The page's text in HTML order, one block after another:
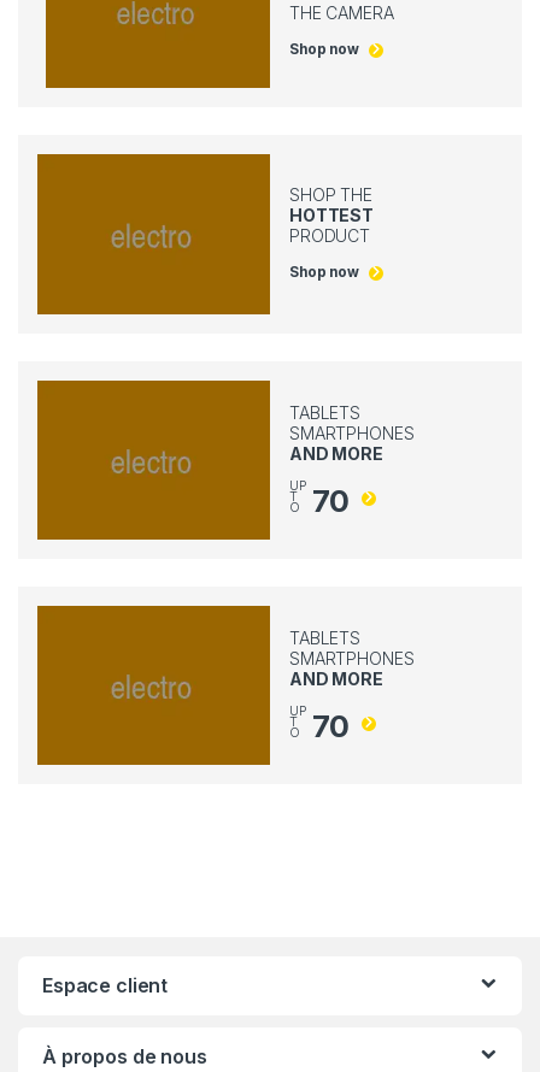
THE CAMERA
Shop now
SHOP THE
HOTTEST
PRODUCT
Shop now
TABLETS
SMARTPHONES
AND MORE
UP
T
O 70
TABLETS
SMARTPHONES
AND MORE
UP
T
O 70
Espace client
À propos de nous